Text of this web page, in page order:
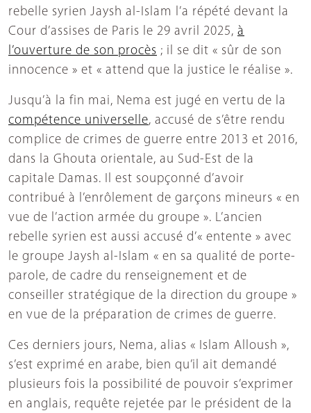
rebelle syrien Jaysh al-Islam l’a répété devant la
Cour d’assises de Paris le 29 avril 2025, à
l’ouverture de son procès ; il se dit « sûr de son
innocence » et « attend que la justice le réalise ».
Jusqu’à la fin mai, Nema est jugé en vertu de la
compétence universelle, accusé de s’être rendu
complice de crimes de guerre entre 2013 et 2016,
dans la Ghouta orientale, au Sud-Est de la
capitale Damas. Il est soupçonné d’avoir
contribué à l’enrôlement de garçons mineurs « en
vue de l’action armée du groupe ». L’ancien
rebelle syrien est aussi accusé d’« entente » avec
le groupe Jaysh al-Islam « en sa qualité de porte-
parole, de cadre du renseignement et de
conseiller stratégique de la direction du groupe »
en vue de la préparation de crimes de guerre.
Ces derniers jours, Nema, alias « Islam Alloush »,
s’est exprimé en arabe, bien qu’il ait demandé
plusieurs fois la possibilité de pouvoir s’exprimer
en anglais, requête rejetée par le président de la